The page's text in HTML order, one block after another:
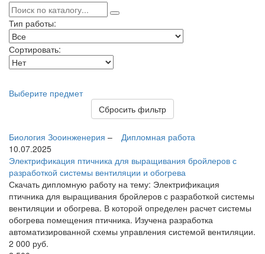
Тип работы:
Сортировать:
Выберите предмет
Сбросить фильтр
Биология Зооинженерия –
Дипломная работа
10.07.2025
Электрификация птичника для выращивания бройлеров с
разработкой системы вентиляции и обогрева
Скачать дипломную работу на тему: Электрификация
птичника для выращивания бройлеров с разработкой системы
вентиляции и обогрева. В которой определен расчет системы
обогрева помещения птичника. Изучена разработка
автоматизированной схемы управления системой вентиляции.
2 000 руб.